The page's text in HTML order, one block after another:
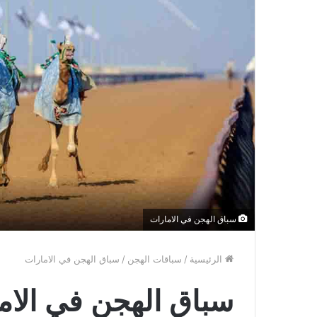
سباق الهجن في الامارات
الرئيسية / سباقات الهجن / سباق الهجن في الامارات
سباق الهجن في